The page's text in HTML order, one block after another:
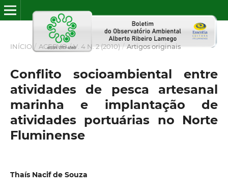
INÍCIO / ACERVO / V. 4 N. 2 (2010) / Artigos originais
Conflito socioambiental entre
atividades de pesca artesanal
marinha e implantação de
atividades portuárias no Norte
Fluminense
Thaís Nacif de Souza